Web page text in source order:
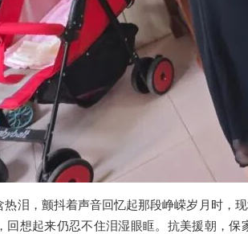
，颤抖着声音回忆起那段峥嵘岁月时，现
回想起来仍忍不住泪湿眼眶。抗美援朝，